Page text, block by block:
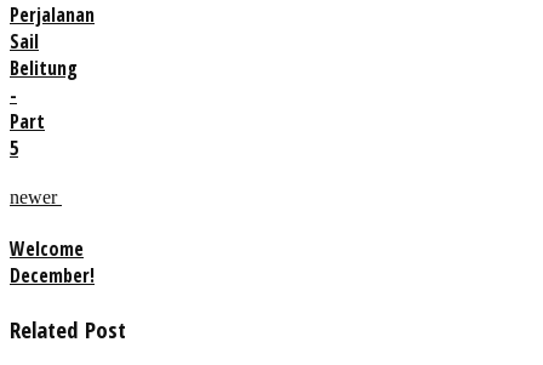
Perjalanan
Sail
Belitung
-
Part
5
newer
Welcome
December!
Related Post